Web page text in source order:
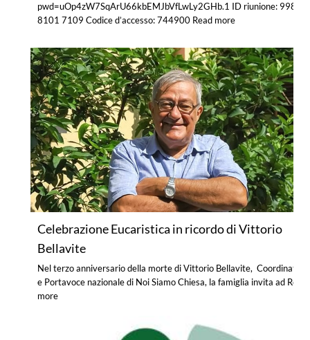
pwd=uOp4zW7SqArU66kbEMJbVfLwLy2GHb.1 ID riunione: 998
8101 7109 Codice d’accesso: 744900 Read more
Celebrazione Eucaristica in ricordo di Vittorio
Bellavite
Nel terzo anniversario della morte di Vittorio Bellavite, Coordinatore
e Portavoce nazionale di Noi Siamo Chiesa, la famiglia invita ad Read
more